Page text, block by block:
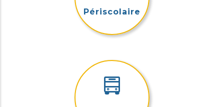
Périscolaire